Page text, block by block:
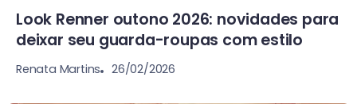
Look Renner outono 2026: novidades para
deixar seu guarda-roupas com estilo
Renata Martins 26/02/2026